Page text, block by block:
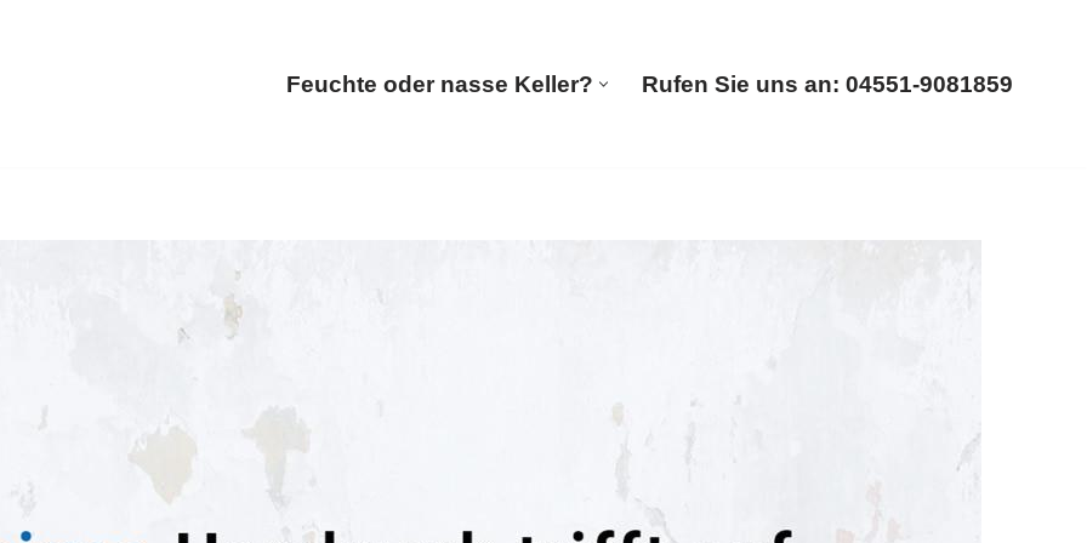
Feuchte oder nasse Keller? Rufen Sie uns an: 04551-9081859